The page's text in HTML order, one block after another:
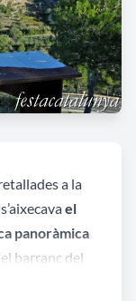
a la
el
panoràmica
barranc del